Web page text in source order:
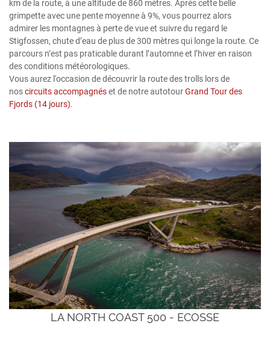
km de la route, à une altitude de 860 mètres. Après cette belle
grimpette avec une pente moyenne à 9%, vous pourrez alors
admirer les montagnes à perte de vue et suivre du regard le
Stigfossen, chute d’eau de plus de 300 mètres qui longe la route. Ce
parcours n’est pas praticable durant l’automne et l’hiver en raison
des conditions météorologiques.
Vous aurez l'occasion de découvrir la route des trolls lors de
noscircuits accompagnéset de notre autotourGrand Tour des
Fjords (14 jours).
LA NORTH COAST 500 - ECOSSE